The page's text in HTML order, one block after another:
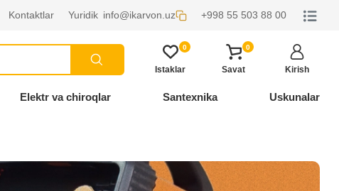
Kontaktlar Yuridik info@ikarvon.uz +998 55 503 88 00
0
Istaklar
0
Savat Kirish
Elektr va chiroqlar Santexnika Uskunalar